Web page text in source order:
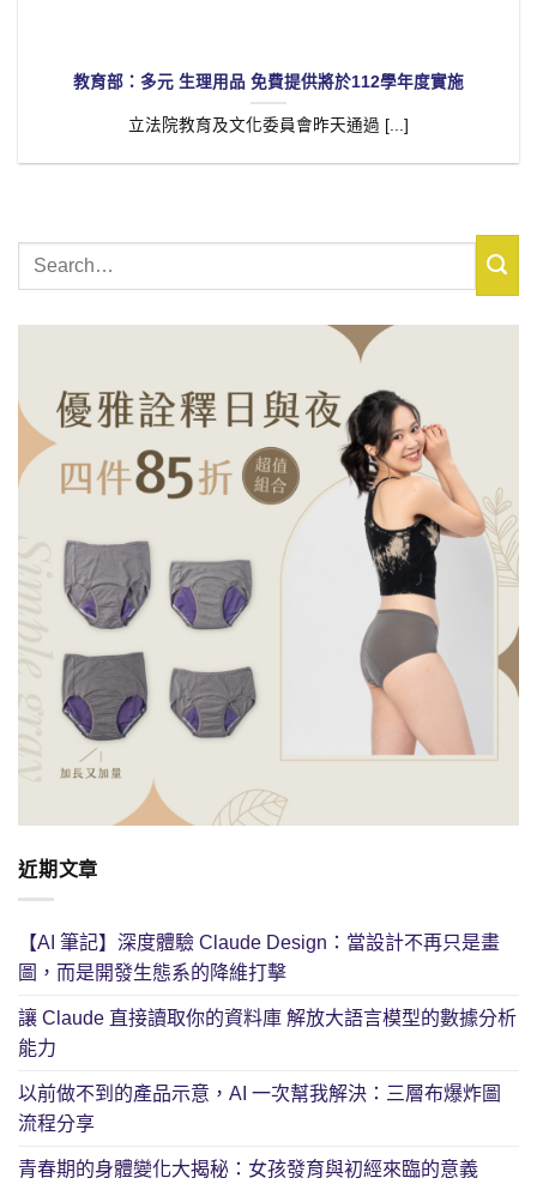
教育部：多元 生理用品 免費提供將於112學年度實施
立法院教育及文化委員會昨天通過 [...]
近期文章
【AI 筆記】深度體驗 Claude Design：當設計不再只是畫
圖，而是開發生態系的降維打擊
讓 Claude 直接讀取你的資料庫 解放大語言模型的數據分析
能力
以前做不到的產品示意，AI 一次幫我解決：三層布爆炸圖
流程分享
青春期的身體變化大揭秘：女孩發育與初經來臨的意義